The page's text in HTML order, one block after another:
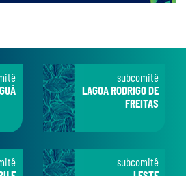
subcomitê
LAGOA RODRIGO DE
FREITAS
subcomitê